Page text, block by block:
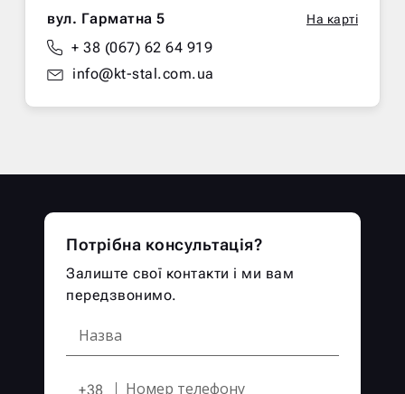
вул. Гарматна 5 На карті
+ 38 (067) 62 64 919
info@kt-stal.com.ua
Потрібна консультація?
Залиште свої контакти і ми вам
передзвонимо.
+38